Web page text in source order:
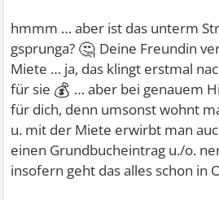
hmmm … aber ist das unterm
gsprunga? 🤔 Deine Freundin
Miete … ja, das klingt erstmal
für sie 💰 … aber bei genauem
für dich, denn umsonst wohnt
u. mit der Miete erwirbt man
einen Grundbucheintrag u./o.
insofern geht das alles schon in